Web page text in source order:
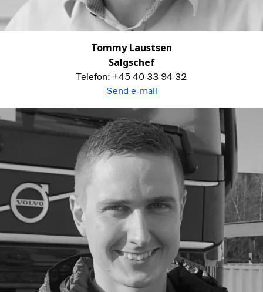
Tommy Laustsen
Salgschef
Telefon: +45 40 33 94 32
Send e-mail